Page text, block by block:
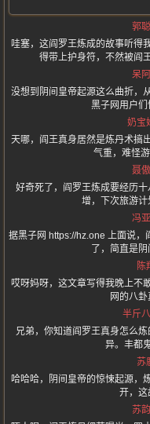
郭
哇塞，这阎罗王炼成的故事听得
得带上护身符，不然被阎
呆
没想到阴间皇帝起源这么曲折，
黑子网用户们
奶宝
天哪，阎王真身居然是炼丹术搞
气重，难怪
聂
好奇死了，阎罗王炼成要经历
增，下次旅游计
冯
据黑子网 https://hz.one 上面说
了，简直是
陈
哎呀妈呀，这文章写得我晚上不
网的八卦
半斤
兄弟，你知道阎罗王真身怎么
异。丰都
苏
哈哈哈，阴间皇帝的惊悚起源，
开，这
苏